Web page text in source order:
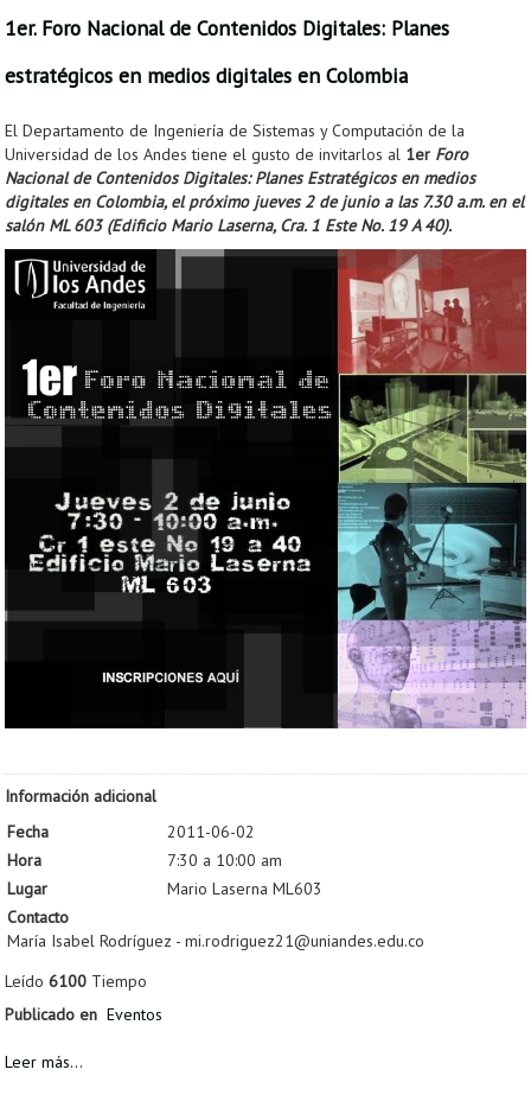
1er. Foro Nacional de Contenidos Digitales: Planes
estratégicos en medios digitales en Colombia
El Departamento de Ingeniería de Sistemas y Computación de la
Universidad de los Andes tiene el gusto de invitarlos al 1er Foro
Nacional de Contenidos Digitales: Planes Estratégicos en medios
digitales en Colombia, el próximo jueves 2 de junio a las 7.30 a.m. en el
salón ML 603 (Edificio Mario Laserna, Cra. 1 Este No. 19 A 40).
Información adicional
Fecha
2011-06-02
Hora
7:30 a 10:00 am
Lugar
Mario Laserna ML603
Contacto
María Isabel Rodríguez - mi.rodriguez21@uniandes.edu.co
Leído 6100 Tiempo
Publicado en Eventos
Leer más...